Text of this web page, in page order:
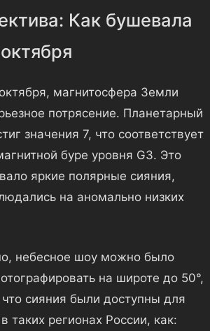
Как бушевала
магнитосфера Земли
потрясение. Планетарный
значения 7, что соответствует
буре уровня G3. Это
яркие полярные сияния,
на аномально низких
небесное шоу можно было
на широте до 50°,
что сияния были доступны для
таких регионах России, как: